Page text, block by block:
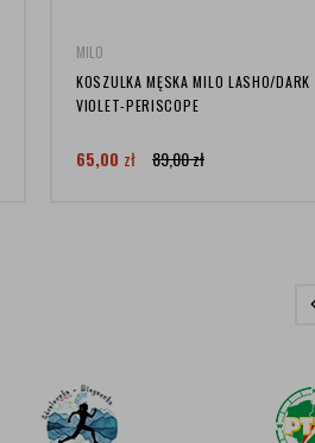
MILO
KOSZULKA MĘSKA MILO LASHO/DARK
VIOLET-PERISCOPE
65,00 zł 89,00zł